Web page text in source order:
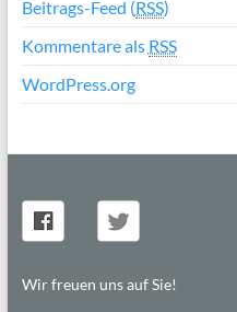
Beitrags-Feed (RSS)
Kommentare als RSS
WordPress.org
Wir freuen uns auf Sie!